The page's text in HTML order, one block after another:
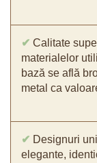
✔ Calitate
materialelor
bază se află
metal ca
✔ Designuri
elegante,